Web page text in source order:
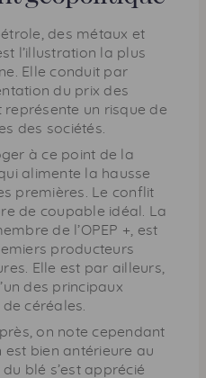
des métaux et
l’illustration la plus
Elle conduit par
du prix des
un risque de
des sociétés.
à ce point de la
alimente la hausse
premières. Le conflit
de coupable idéal. La
de l’OPEP +, est
producteurs
Elle est par ailleurs,
des principaux
céréales.
on note cependant
bien antérieure au
blé s’est apprécié